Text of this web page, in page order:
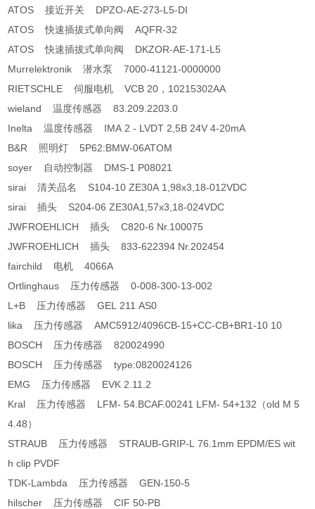
ATOS 接近开关 DPZO-AE-273-L5-DI
ATOS 快速插拔式单向阀 AQFR-32
ATOS 快速插拔式单向阀 DKZOR-AE-171-L5
Murrelektronik 潜水泵 7000-41121-0000000
RIETSCHLE 伺服电机 VCB 20，10215302AA
wieland 温度传感器 83.209.2203.0
Inelta 温度传感器 IMA 2 - LVDT 2,5B 24V 4-20mA
B&R 照明灯 5P62:BMW-06ATOM
soyer 自动控制器 DMS-1 P08021
sirai 清关品名 S104-10 ZE30A 1,98x3,18-012VDC
sirai 插头 S204-06 ZE30A1,57x3,18-024VDC
JWFROEHLICH 插头 C820-6 Nr.100075
JWFROEHLICH 插头 833-622394 Nr.202454
fairchild 电机 4066A
Ortlinghaus 压力传感器 0-008-300-13-002
L+B 压力传感器 GEL 211 AS0
lika 压力传感器 AMC5912/4096CB-15+CC-CB+BR1-10 10
BOSCH 压力传感器 820024990
BOSCH 压力传感器 type:0820024126
EMG 压力传感器 EVK 2.11.2
Kral 压力传感器 LFM- 54.BCAF.00241 LFM- 54+132（old M 5
4.48）
STRAUB 压力传感器 STRAUB-GRIP-L 76.1mm EPDM/ES wit
h clip PVDF
TDK-Lambda 压力传感器 GEN-150-5
hilscher 压力传感器 CIF 50-PB